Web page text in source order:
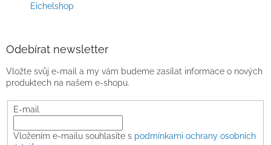
Eichelshop
Odebírat newsletter
Vložte svůj e-mail a my vám budeme zasílat informace o nových
produktech na našem e-shopu.
E-mail
Vložením e-mailu souhlasíte s podmínkami ochrany osobních